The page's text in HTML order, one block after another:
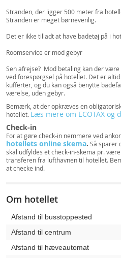
Stranden, der ligger 500 meter fra
Stranden er meget børnevenlig.
Det er ikke tilladt at have badetøj på i
Roomservice er mod gebyr
Sen afrejse? Mod betaling kan der
ved forespørgsel på hotellet. Det er
kufferter, og du kan også benytte
værelse, uden gebyr.
Bemærk, at der opkræves en
hotellet. Læs mere om ECOTAX
Check-in
For at gøre check-in nemmere ved
hotellets online skema. Så sparer
skal udfyldes et check-in-skema pr.
transferen fra lufthavnen til hotellet.
at checke ind.
Om hotellet
Afstand til busstoppested
Afstand til centrum
Afstand til hæveautomat